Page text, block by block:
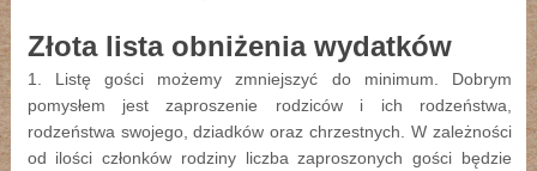
Złota lista obniżenia wydatków
1. Listę gości możemy zmniejszyć do minimum. Dobrym
pomysłem jest zaproszenie rodziców i ich rodzeństwa,
rodzeństwa swojego, dziadków oraz chrzestnych. W zależności
od ilości członków rodziny liczba zaproszonych gości będzie